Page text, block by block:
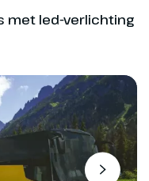
met led-verlichting